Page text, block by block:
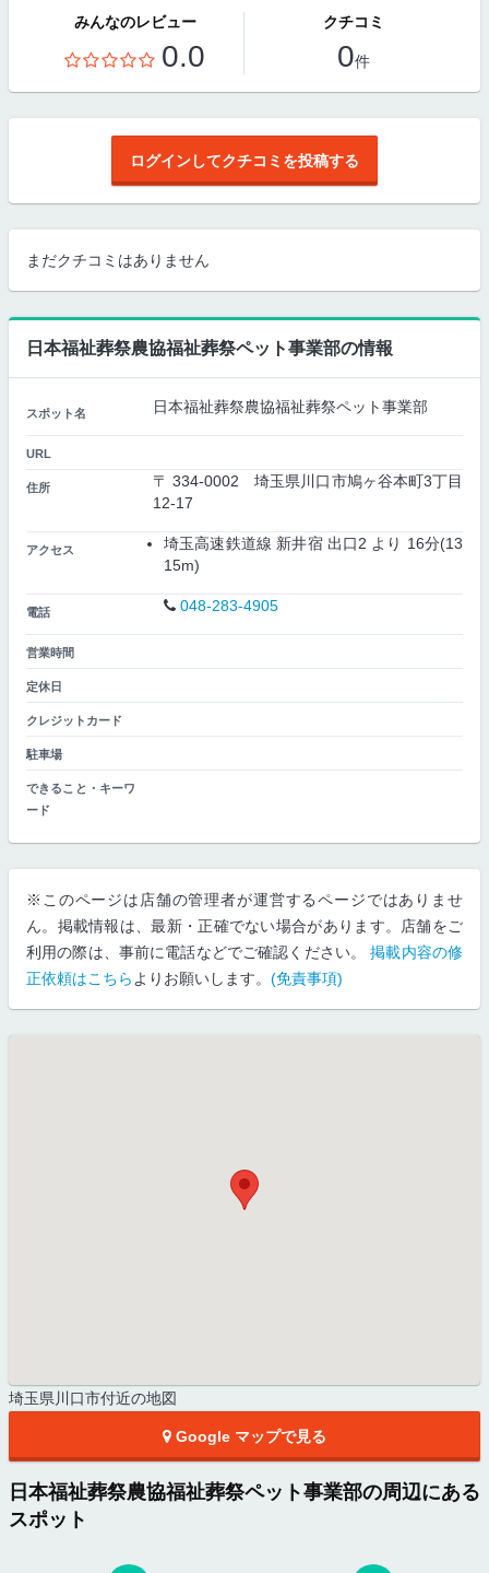
みんなのレビュー
0.0
クチコミ
0件
ログインしてクチコミを投稿する
まだクチコミはありません
日本福祉葬祭農協福祉葬祭ペット事業部の情報
スポット名 日本福祉葬祭農協福祉葬祭ペット事業部
URL
住所
〒 334-0002 埼玉県川口市鳩ヶ谷本町3丁目
12-17
アクセス
埼玉高速鉄道線 新井宿 出口2 より 16分(13
15m)
電話 048-283-4905
営業時間
定休日
クレジットカード
駐車場
できること・キーワ
ード
※このページは店舗の管理者が運営するページではありませ
ん。掲載情報は、最新・正確でない場合があります。店舗をご
利用の際は、事前に電話などでご確認ください。掲載内容の修
正依頼はこちら よりお願いします。 (免責事項)
埼玉県川口市付近の地図
Google マップで見る
日本福祉葬祭農協福祉葬祭ペット事業部の周辺にある
スポット